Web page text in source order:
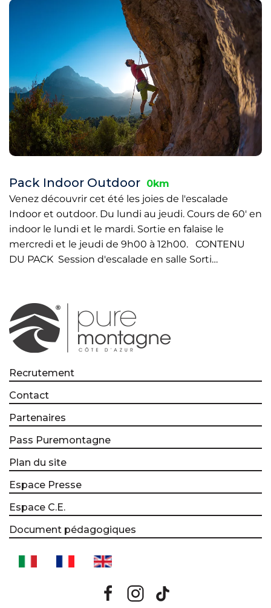
Pack Indoor Outdoor 0km
Venez découvrir cet été les joies de l'escalade
Indoor et outdoor. Du lundi au jeudi. Cours de 60' en
indoor le lundi et le mardi. Sortie en falaise le
mercredi et le jeudi de 9h00 à 12h00. CONTENU
DU PACK Session d'escalade en salle Sorti…
Recrutement
Contact
Partenaires
Pass Puremontagne
Plan du site
Espace Presse
Espace C.E.
Document pédagogiques